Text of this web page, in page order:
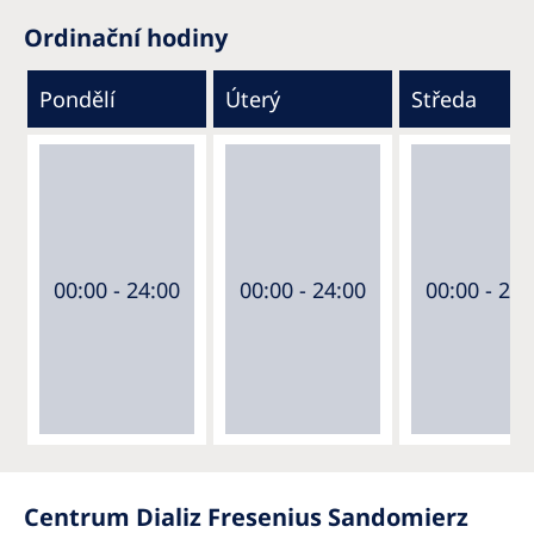
Ordinační hodiny
Pondělí Úterý Středa
00:00 - 24:00 00:00 - 24:00 00:00 -
Centrum Dializ Fresenius Sandomierz